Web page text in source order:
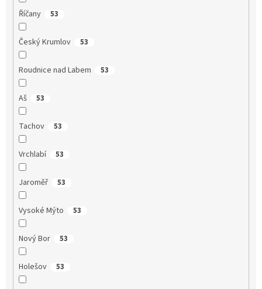
Říčany 53
Český Krumlov 53
Roudnice nad Labem 53
Aš 53
Tachov 53
Vrchlabí 53
Jaroměř 53
Vysoké Mýto 53
Nový Bor 53
Holešov 53